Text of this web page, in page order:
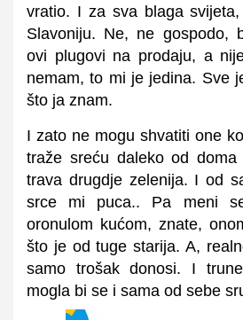
vratio. I za sva blaga
Slavoniju. Ne, ne gospodo,
ovi plugovi na prodaju, a
nemam, to mi je jedina. Sve
što ja znam.
I zato ne mogu shvatiti one
traže sreću daleko od
trava drugdje zelenija. I od
srce mi puca.. Pa meni
oronulom kućom, znate,
što je od tuge starija. A,
samo trošak donosi. I
mogla bi se i sama od sebe